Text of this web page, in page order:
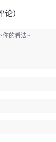
）